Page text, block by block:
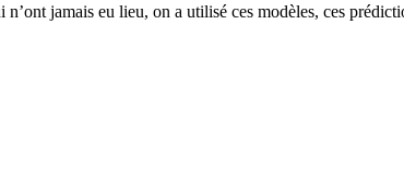
jamais eu lieu, on a utilisé ces modèles, ces